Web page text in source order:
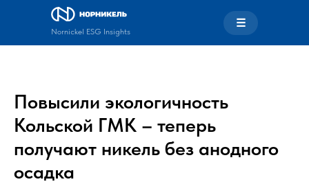
☰
Nornickel ESG Insights
Повысили экологичность
Кольской ГМК – теперь
получают никель без анодного
осадка